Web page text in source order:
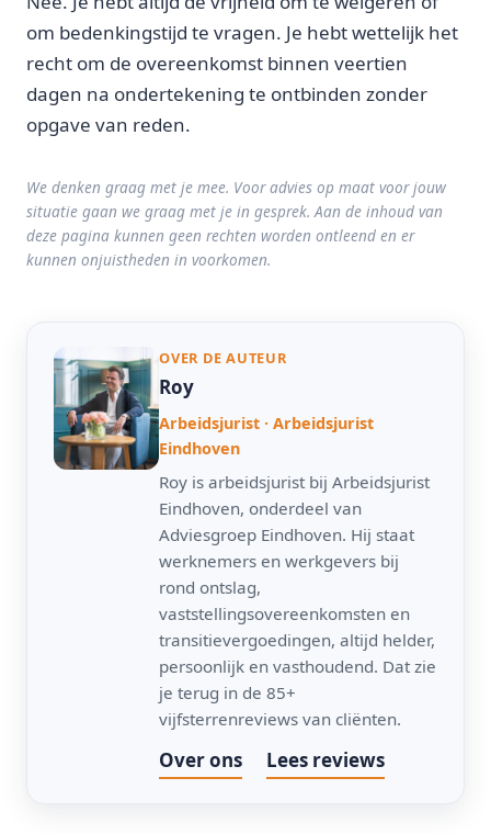
om bedenkingstijd te vragen. Je hebt wettelijk het
recht om de overeenkomst binnen veertien
dagen na ondertekening te ontbinden zonder
opgave van reden.
We denken graag met je mee. Voor advies op maat voor jouw
situatie gaan we graag met je in gesprek. Aan de inhoud van
deze pagina kunnen geen rechten worden ontleend en er
kunnen onjuistheden in voorkomen.
OVER DE AUTEUR
Roy
Arbeidsjurist · Arbeidsjurist
Eindhoven
Roy is arbeidsjurist bij Arbeidsjurist
Eindhoven, onderdeel van
Adviesgroep Eindhoven. Hij staat
werknemers en werkgevers bij
rond ontslag,
vaststellingsovereenkomsten en
transitievergoedingen, altijd helder,
persoonlijk en vasthoudend. Dat zie
je terug in de 85+
vijfsterrenreviews van cliënten.
Over ons Lees reviews